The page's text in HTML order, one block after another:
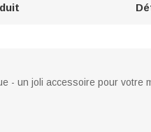
- un joli accessoire pour votre